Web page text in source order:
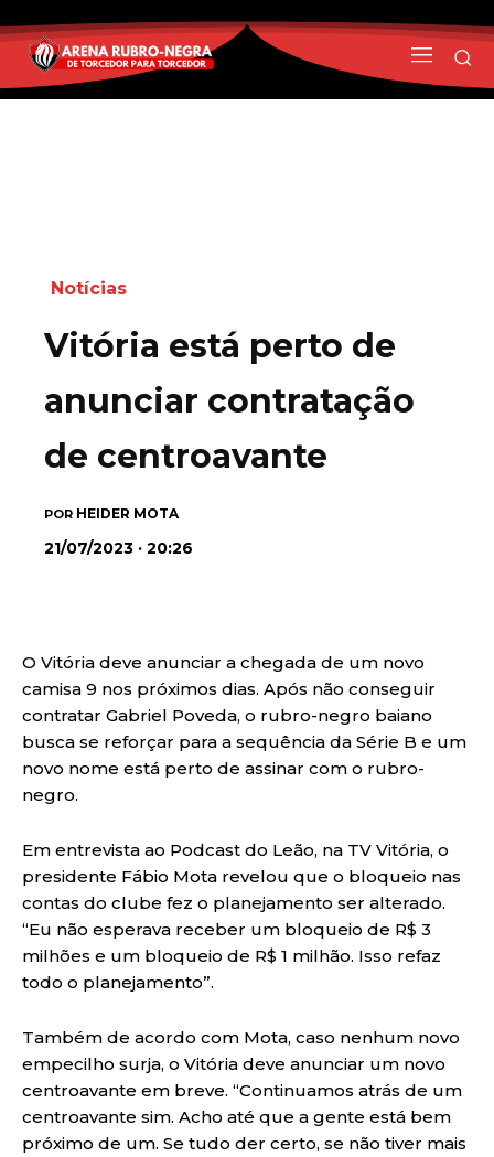
Notícias
Vitória está perto de
anunciar contratação
de centroavante
POR HEIDER MOTA
21/07/2023 · 20:26
O Vitória deve anunciar a chegada de um novo
camisa 9 nos próximos dias. Após não conseguir
contratar Gabriel Poveda, o rubro-negro baiano
busca se reforçar para a sequência da Série B e um
novo nome está perto de assinar com o rubro-
negro.
Em entrevista ao Podcast do Leão, na TV Vitória, o
presidente Fábio Mota revelou que o bloqueio nas
contas do clube fez o planejamento ser alterado.
“Eu não esperava receber um bloqueio de R$ 3
milhões e um bloqueio de R$ 1 milhão. Isso refaz
todo o planejamento”.
Também de acordo com Mota, caso nenhum novo
empecilho surja, o Vitória deve anunciar um novo
centroavante em breve. “Continuamos atrás de um
centroavante sim. Acho até que a gente está bem
próximo de um. Se tudo der certo, se não tiver mais